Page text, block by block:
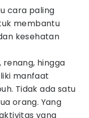
cara paling
membantu
kesehatan
hingga
manfaat
Tidak ada satu
orang. Yang
yang